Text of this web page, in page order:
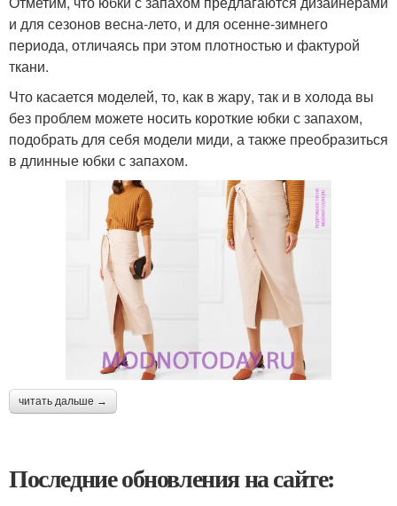
и для сезонов весна-лето, и для осенне-зимнего
периода, отличаясь при этом плотностью и фактурой
ткани.
Что касается моделей, то, как в жару, так и в холода вы
без проблем можете носить короткие юбки с запахом,
подобрать для себя модели миди, а также преобразиться
в длинные юбки с запахом.
читать дальше →
Последние обновления на сайте: